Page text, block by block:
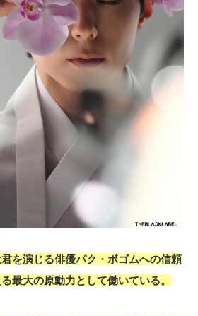
を演じる俳優パク・ボゴムへの信頼
最大の原動力として働いている。